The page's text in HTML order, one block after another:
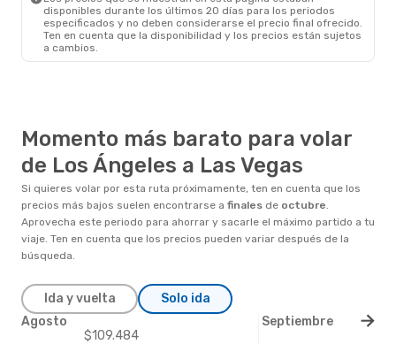
disponibles durante los últimos 20 días para los periodos
especificados y no deben considerarse el precio final ofrecido.
Ten en cuenta que la disponibilidad y los precios están sujetos
a cambios.
Momento más barato para volar
de Los Ángeles a Las Vegas
Si quieres volar por esta ruta próximamente, ten en cuenta que los
precios más bajos suelen encontrarse a finales de octubre.
Aprovecha este periodo para ahorrar y sacarle el máximo partido a tu
viaje. Ten en cuenta que los precios pueden variar después de la
búsqueda.
Ida y vuelta Solo ida
$109.484
Agosto Septiembre